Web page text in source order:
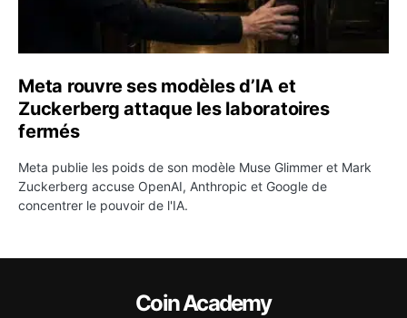
Meta rouvre ses modèles d’IA et
Zuckerberg attaque les laboratoires
fermés
Meta publie les poids de son modèle Muse Glimmer et Mark
Zuckerberg accuse OpenAI, Anthropic et Google de
concentrer le pouvoir de l'IA.
Coin Academy